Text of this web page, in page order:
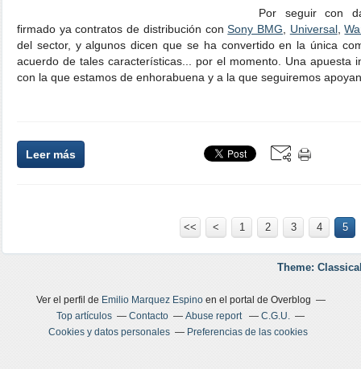
Por seguir con
firmado ya contratos de distribución conSony BMG Universal,
del sector, y algunos dicen que se ha convertido en la única
acuerdo de tales características... por el momento. Una apuesta
con la que estamos de enhorabuena y a la que seguiremos
Leer más
<< < 1 2 3 4 5
Theme:
Ver el perfil de Emilio Marquez Espinoen el portal de Overblog
Top artículos
Contacto Abuse report
C.G.U.
Cookies y datos personales
Preferencias de las cookies